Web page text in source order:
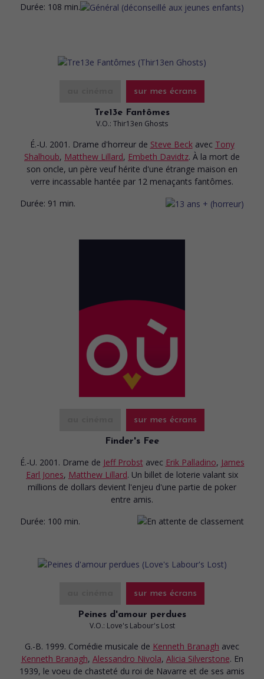
Durée: 108 min.
sur mes écrans
Tre13e Fantômes
V.O.: Thir13en Ghosts
É.-U. 2001. Drame d'horreur de Steve Beck avec Tony
Shalhoub, Matthew Lillard, Embeth Davidtz. À la mort de
son oncle, un père veuf hérite d'une étrange maison en
verre incassable hantée par 12 menaçants fantômes.
Durée: 91 min.
sur mes écrans
Finder's Fee
É.-U. 2001. Drame de Jeff Probst avec Erik Palladino, James
Earl Jones, Matthew Lillard. Un billet de loterie valant six
millions de dollars devient l'enjeu d'une partie de poker
entre amis.
Durée: 100 min.
sur mes écrans
Peines d'amour perdues
V.O.: Love's Labour's Lost
G.-B. 1999. Comédie musicale de Kenneth Branagh avec
Kenneth Branagh, Alessandro Nivola, Alicia Silverstone. En
1939, le voeu de chasteté du roi de Navarre et de ses amis